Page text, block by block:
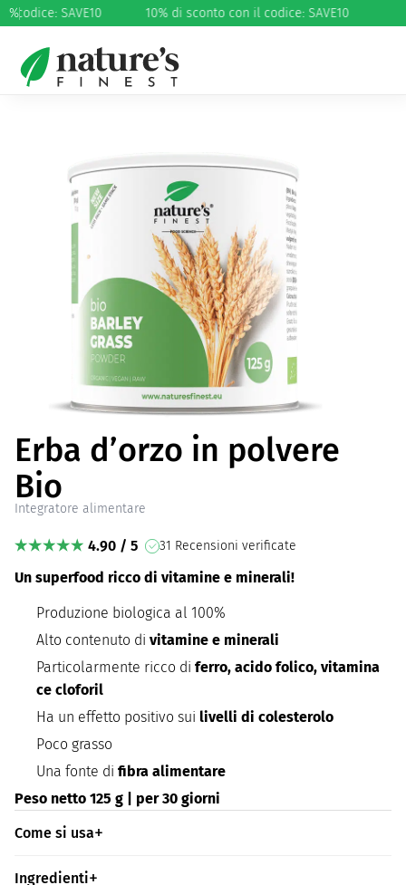
%
codice: SAVE10 10% di sconto con il codice: SAVE10
Home/Salute/Equilibrio ormonale/ Erba d’orzo in
polvere Bio
Erba d’orzo in polvere
Bio
Integratore alimentare
4.90 / 5 31 Recensioni verificate
Un superfood ricco di vitamine e minerali!
Produzione biologica al 100%
Alto contenuto di vitamine e minerali
Particolarmente ricco di ferro, acido folico, vitamina
ce cloforil
Ha un effetto positivo sui livelli di colesterolo
Poco grasso
Una fonte di fibra alimentare
Peso netto 125 g | per 30 giorni
Come si usa
Ingredienti